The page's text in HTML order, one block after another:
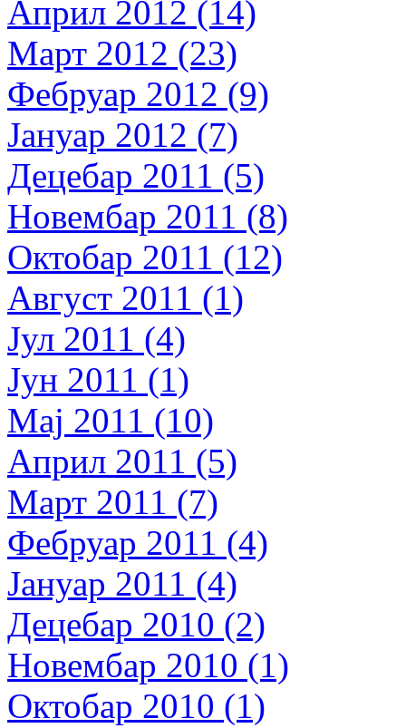
Април 2012 (14)
Март 2012 (23)
Фебруар 2012 (9)
Јануар 2012 (7)
Децебар 2011 (5)
Новембар 2011 (8)
Октобар 2011 (12)
Август 2011 (1)
Јул 2011 (4)
Јун 2011 (1)
Мај 2011 (10)
Април 2011 (5)
Март 2011 (7)
Фебруар 2011 (4)
Јануар 2011 (4)
Децебар 2010 (2)
Новембар 2010 (1)
Октобар 2010 (1)